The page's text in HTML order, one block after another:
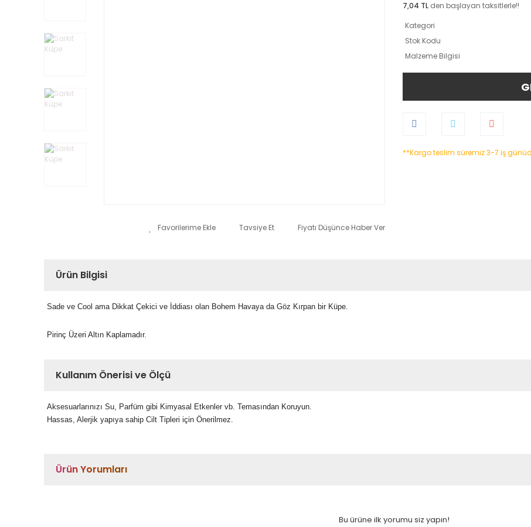
Tavsiye Et Fiyatı Düşünce Haber Ver
7,04 TL den başlayan taksitlerle!!
Kategori
Stok Kodu
Malzeme Bilgisi
**Kargo teslim süremiz 3-7 iş
Ürün Bilgisi
Sade ve Cool ama Dikkat Çekici ve İddiası olan Bohem Havaya da Göz Kırpan bir Küpe.
Pirinç Üzeri Altın Kaplamadır.
Kullanım Önerisi ve Ölçü
Aksesuarlarınızı Su, Parfüm gibi Kimyasal Etkenler vb. Temasından Koruyun.
Hassas, Alerjik yapıya sahip Cilt Tipleri için Önerilmez.
Ürün Yorumları
Bu ürüne ilk yorumu siz yapın!